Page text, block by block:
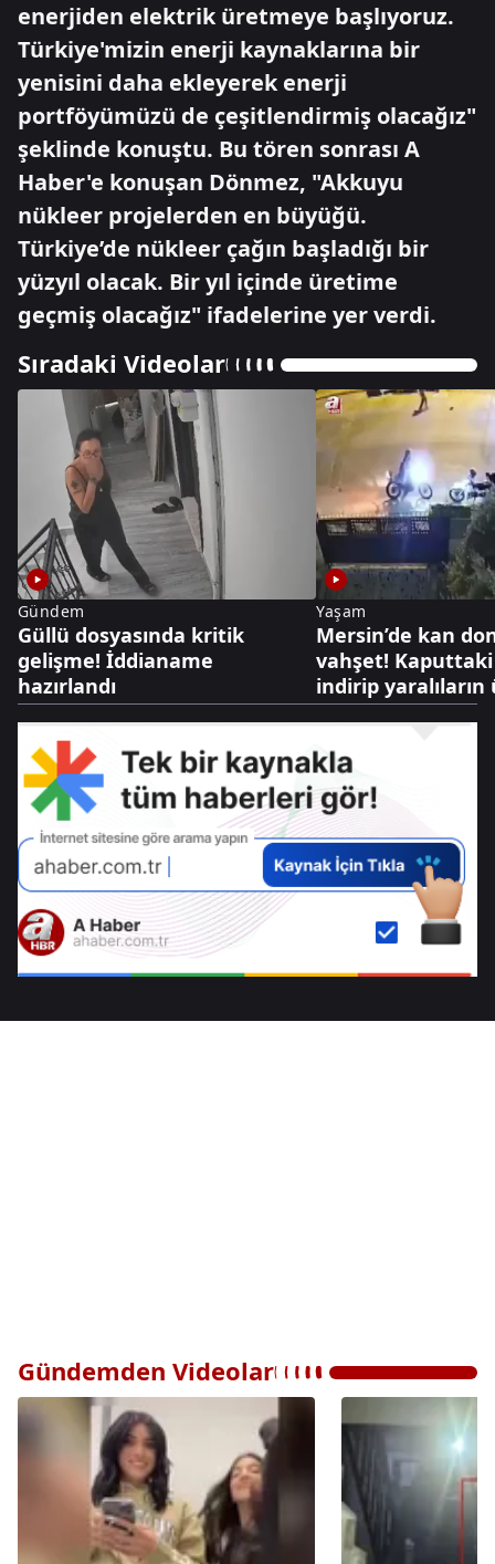
enerjiden elektrik üretmeye başlıyoruz.
Türkiye'mizin enerji kaynaklarına bir
yenisini daha ekleyerek enerji
portföyümüzü de çeşitlendirmiş olacağız"
şeklinde konuştu. Bu tören sonrası A
Haber'e konuşan Dönmez, "Akkuyu
nükleer projelerden en büyüğü.
Türkiye’de nükleer çağın başladığı bir
yüzyıl olacak. Bir yıl içinde üretime
geçmiş olacağız" ifadelerine yer verdi.
Sıradaki Videolar
Gündem
Güllü dosyasında kritik
gelişme! İddianame
hazırlandı
Yaşam
Mersin’de kan
vahşet!
indirip
geçti
Gündemden Videolar